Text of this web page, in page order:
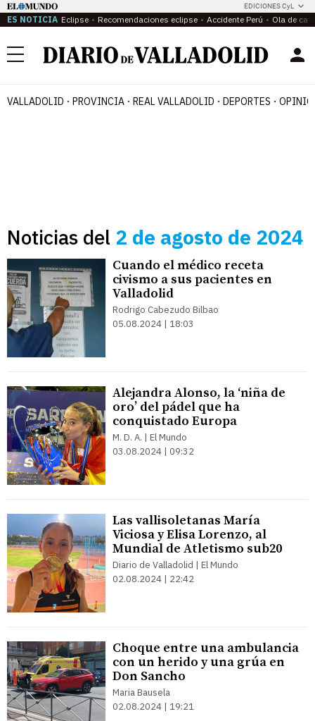
EDICIONES CyL
ES NOTICIA Eclipse Recomendaciones eclipse Accidente Perú Ola de
Menú
VALLADOLID PROVINCIA REAL VALLADOLID DEPORTES
Noticias del 2 de agosto de 2024
Cuando el médico receta
civismo a sus pacientes en
Valladolid
Rodrigo Cabezudo Bilbao
05.08.2024 | 18:03
Alejandra Alonso, la ‘niña de
oro’ del pádel que ha
conquistado Europa
M. D. A. | El Mundo
03.08.2024 | 09:32
Las vallisoletanas María
Viciosa y Elisa Lorenzo, al
Mundial de Atletismo sub20
Diario de Valladolid | El Mundo
02.08.2024 | 22:42
Choque entre una ambulancia
con un herido y una grúa en
Don Sancho
Maria Bausela
02.08.2024 | 19:21